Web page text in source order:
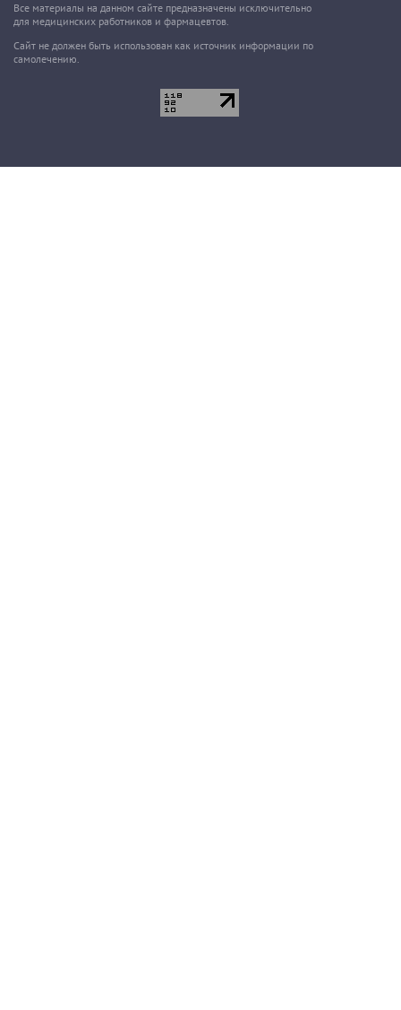
Все материалы на данном сайте предназначены исключительно
для медицинских работников и фармацевтов.
Сайт не должен быть использован как источник информации по
самолечению.